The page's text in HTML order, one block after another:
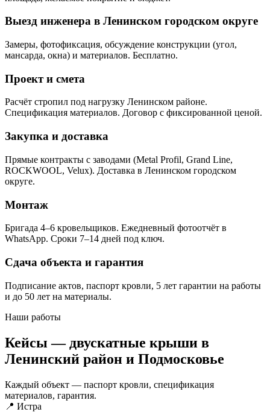
Выезд инженера в Ленинском городском округе
Замеры, фотофиксация, обсуждение конструкции (угол,
мансарда, окна) и материалов. Бесплатно.
Проект и смета
Расчёт стропил под нагрузку Ленинском районе.
Спецификация материалов. Договор с фиксированной ценой.
Закупка и доставка
Прямые контракты с заводами (Metal Profil, Grand Line,
ROCKWOOL, Velux). Доставка в Ленинском городском
округе.
Монтаж
Бригада 4–6 кровельщиков. Ежедневный фотоотчёт в
WhatsApp. Сроки 7–14 дней под ключ.
Сдача объекта и гарантия
Подписание актов, паспорт кровли, 5 лет гарантии на работы
и до 50 лет на материалы.
Наши работы
Кейсы — двускатные крыши в
Ленинский район и Подмосковье
Каждый объект — паспорт кровли, спецификация
материалов, гарантия.
📍 Истра